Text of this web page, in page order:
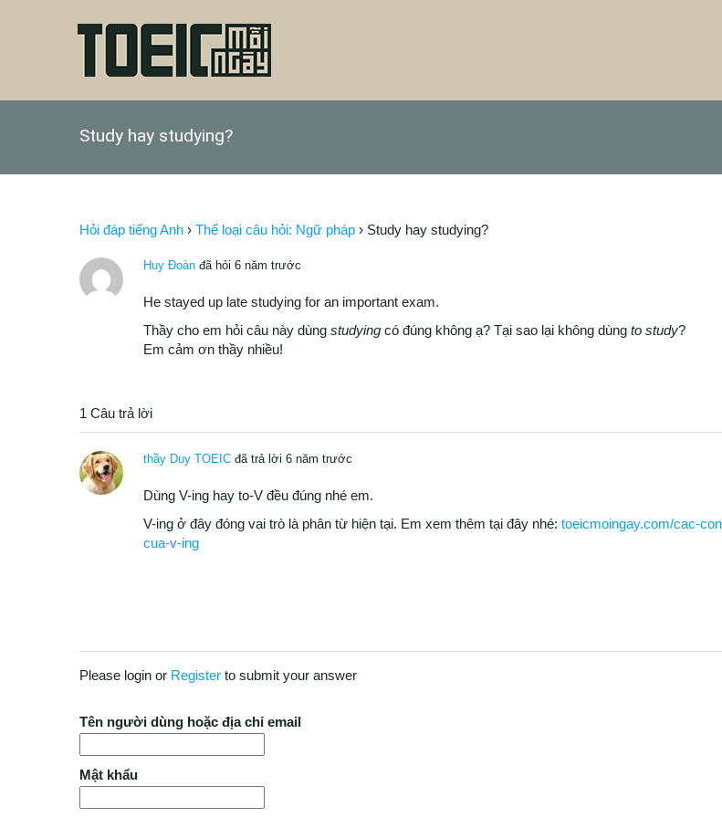
Study hay studying?
Hỏi đáp tiếng Anh › Thể loại câu hỏi: Ngữ pháp › Study hay studying?
Huy Đoàn đã hỏi 6 năm trước
He stayed up late studying for an important exam.
Thầy cho em hỏi câu này dùng studying có đúng không ạ? Tại sao lại không dùng to study?
Em cảm ơn thầy nhiều!
1 Câu trả lời
thầy Duy TOEIC đã trả lời 6 năm trước
Dùng V-ing hay to-V đều đúng nhé em.
V-ing ở đây đóng vai trò là phân từ hiện tại. Em xem thêm tại đây nhé: toeicmoingay.com/cac-
cua-v-ing
Please login or Register to submit your answer
Tên người dùng hoặc địa chỉ email
Mật khẩu